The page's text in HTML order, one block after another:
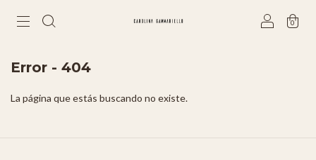
0
Error - 404
La página que estás buscando no existe.